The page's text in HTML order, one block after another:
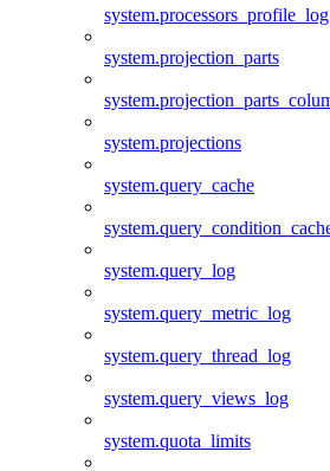
system.processors_profile_log
system.projection_parts
system.projections
system.query_cache
system.query_log
system.query_metric_log
system.query_thread_log
system.query_views_log
system.quota_limits